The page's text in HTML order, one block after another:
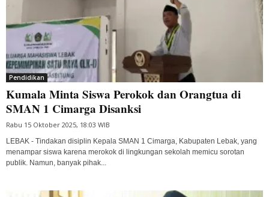
Pendidikan
Kumala Minta Siswa Perokok dan Orangtua di
SMAN 1 Cimarga Disanksi
Rabu 15 Oktober 2025, 18:03 WIB
LEBAK - Tindakan disiplin Kepala SMAN 1 Cimarga, Kabupaten Lebak, yang
menampar siswa karena merokok di lingkungan sekolah memicu sorotan
publik. Namun, banyak pihak...